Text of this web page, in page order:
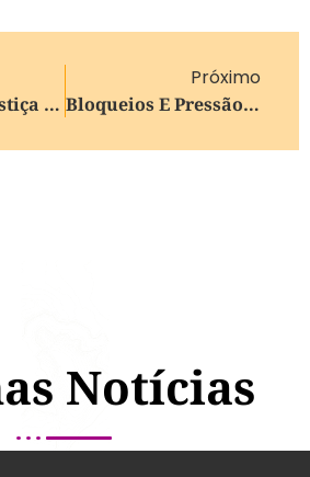
Cão Orelha: Justiça Arquiva Caso A Pedido Do Ministério Público
Próximo
Bloqueios E Pressão Popular Exigem Renúncia Do Presidente Da Bolívia
Notícias